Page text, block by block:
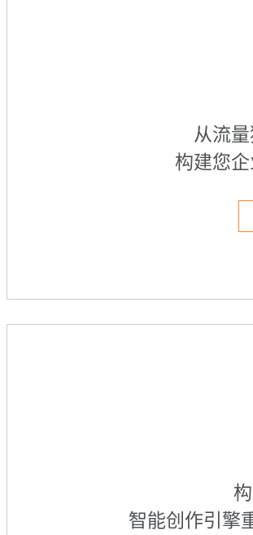
从流
构建您
智能创作引擎